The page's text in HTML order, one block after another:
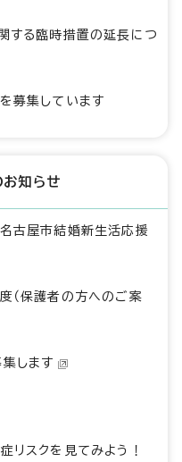
する臨時措置の延長につ
募集しています
知らせ
古屋市結婚新生活応援
（保護者の方へのご案
します
リスクを見てみよう！